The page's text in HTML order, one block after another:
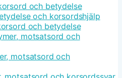
och betydelse
och korsordshjälp
och betydelse
motsatsord och
motsatsord och